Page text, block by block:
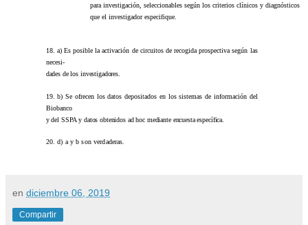
para investigación, seleccionables según los criterios clínicos y diagnósticos
que el investigador especifique.
18. a) Es posible la activación de circuitos de recogida prospectiva según las
necesi-
dades de los investigadores.
19.b) Se ofrecen los datos depositados en los sistemas de información del
Biobanco
y del SSPA y datos obtenidos ad hoc mediante encuesta específica.
20.d) a y b son verdaderas.
en diciembre 06, 2019
Compartir